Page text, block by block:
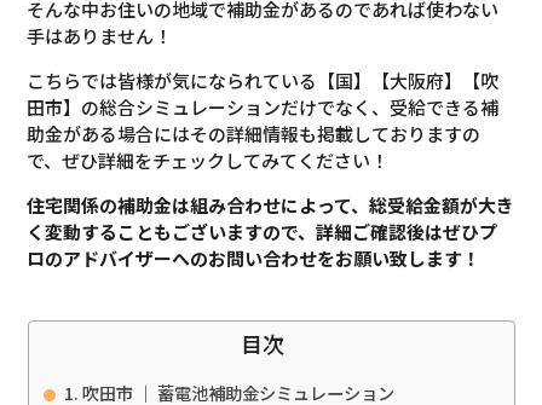
そんな中お住いの地域で補助金があるのであれば使わない
手はありません！
こちらでは皆様が気になられている【国】【大阪府】【吹
田市】の総合シミュレーションだけでなく、受給できる補
助金がある場合にはその詳細情報も掲載しておりますの
で、ぜひ詳細をチェックしてみてください！
住宅関係の補助金は組み合わせによって、総受給金額が大き
く変動することもございますので、詳細ご確認後はぜひプ
ロのアドバイザーへのお問い合わせをお願い致します！
目次
吹田市 ｜ 蓄電池補助金シミュレーション